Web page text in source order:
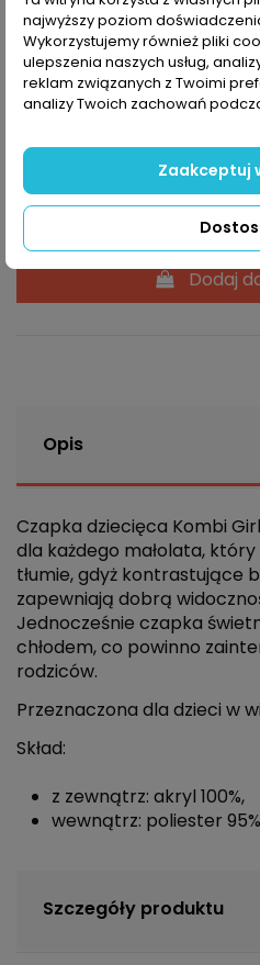
Tabela rozmiarów
Rozmiar
Dodaj
Opis
Czapka dziecięca Kombi
dla każdego małolata,
tłumie, gdyż kontrastujące
zapewniają dobrą
Jednocześnie czapka
chłodem, co powinno
rodziców.
Przeznaczona dla dzieci w
Skład:
z zewnątrz: akryl 100%,
wewnątrz: poliester
Szczegóły produktu
najwyższy poziom
Wykorzystujemy również pliki
ulepszenia naszych usług,
reklam związanych z Twoimi
analizy Twoich zachowań
Zaakceptuj